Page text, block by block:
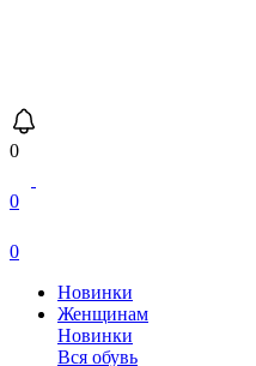
0
0
0
Новинки
Женщинам
Новинки
Вся обувь